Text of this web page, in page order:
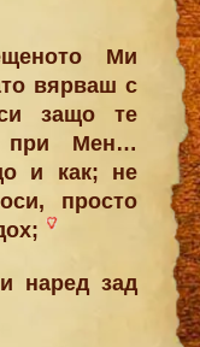
Ми
вярваш с
защо те
при Мен…
и как; не
просто
наред зад